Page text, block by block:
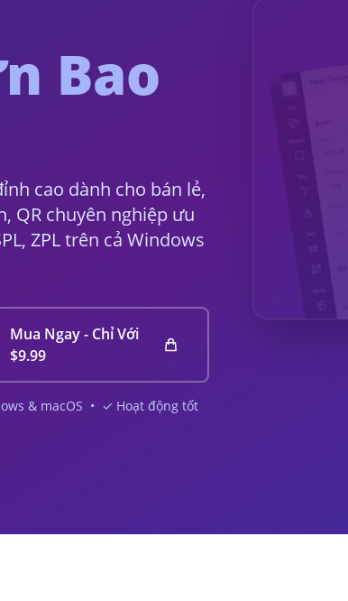
Bao
cao dành cho bán lẻ,
QR chuyên nghiệp ưu
ZPL trên cả Windows
Mua Ngay - Chỉ Với
$9.99
& macOS • ✓ Hoạt động tốt